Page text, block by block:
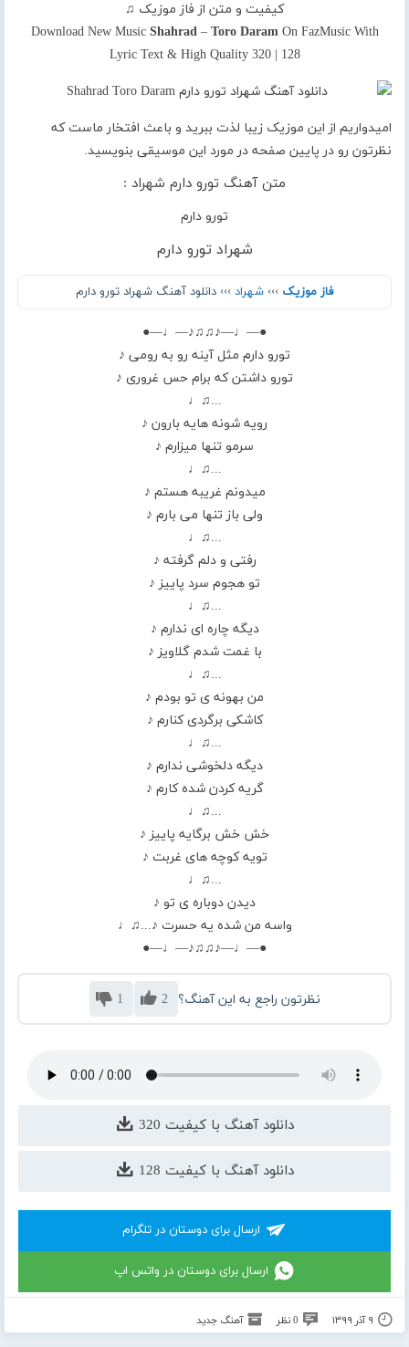
کیفیت و متن از فاز موزیک ♫
Download New Music Shahrad– Toro DaramOn FazMusic With
Lyric Text & High Quality 320 | 128
امیدواریم از این موزیک زیبا لذت ببرید و باعث افتخار ماست که
نظرتون رو در پایین صفحه در مورد این موسیقی بنویسید.
متن آهنگ تورو دارم شهراد :
تورو دارم
شهراد تورو دارم
فاز موزیک ›››شهراد ››› دانلود آهنگ شهراد تورو دارم
●—♩—♪♫♫♪—♩—●
تورو دارم مثل آینه رو به رومی ♪
تورو داشتن که برام حس غروری ♪
...♫♩
رویه شونه هایه بارون ♪
سرمو تنها میزارم ♪
...♫♩
میدونم غریبه هستم ♪
ولی باز تنها می بارم ♪
...♫♩
رفتی و دلم گرفته ♪
تو هجوم سرد پاییز ♪
...♫♩
دیگه چاره ای ندارم ♪
با غمت شدم گلاویز ♪
...♫♩
من بهونه ی تو بودم ♪
کاشکی برگردی کنارم ♪
...♫♩
دیگه دلخوشی ندارم ♪
گریه کردن شده کارم ♪
...♫♩
خش خش برگایه پاییز ♪
تویه کوچه های غربت ♪
...♫♩
دیدن دوباره ی تو ♪
واسه من شده یه حسرت ♪...♫♩
●—♩—♪♫♫♪—♩—●
نظرتون راجع به این آهنگ؟ 2
1
دانلود آهنگ با کیفیت 320
دانلود آهنگ با کیفیت 128
ارسال برای دوستان در تلگرام
ارسال برای دوستان در واتس اپ
۹ آذر ۱۳۹۹ 0 نظر آهنگ جدید